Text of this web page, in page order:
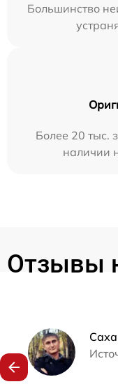
Большинство
Более 20 тыс.
наличии
Отзывы